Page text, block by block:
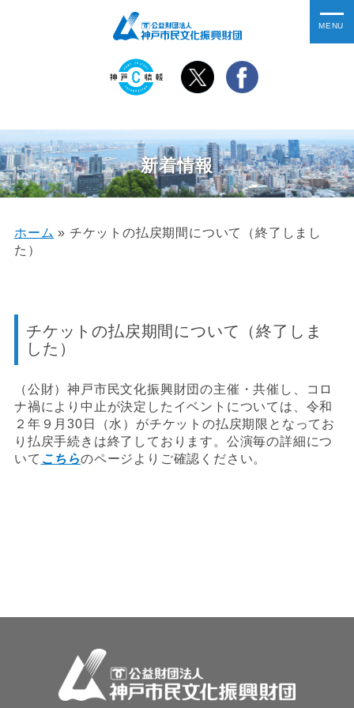
新着情報
ホーム » チケットの払戻期間について（終了しまし
た）
チケットの払戻期間について（終了しま
した）
（公財）神戸市民文化振興財団の主催・共催し、コロ
ナ禍により中止が決定したイベントについては、令和
２年９月30日（水）がチケットの払戻期限となってお
り払戻手続きは終了しております。公演毎の詳細につ
いて こちらのページよりご確認ください。